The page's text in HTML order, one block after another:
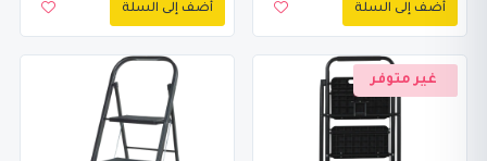
أضف إلى السلة أضف إلى السلة
غير متوفر